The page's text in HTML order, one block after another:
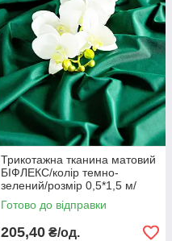
Трикотажна тканина матовий
БІФЛЕКС/колір темно-
зелений/розмір 0,5*1,5 м/
менший від 50 см
Готово до відправки
205,40 ₴/од.